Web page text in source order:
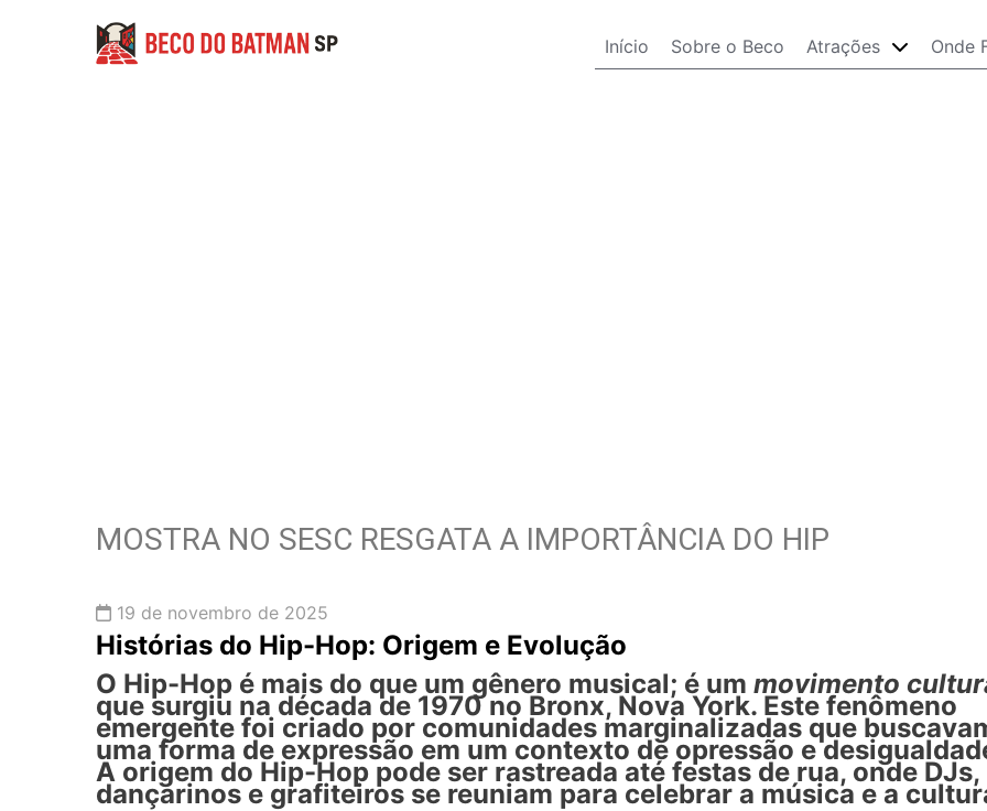
Início Sobre o Beco Atrações Onde
MOSTRA NO SESC RESGATA A IMPORTÂNCIA DO HIP
19 de novembro de 2025
Histórias do Hip-Hop: Origem e Evolução
O Hip-Hop é mais do que um gênero musical; é um movimento
que surgiu na década de 1970 no Bronx, Nova York. Este fenômeno
emergente foi criado por comunidades marginalizadas que
uma forma de expressão em um contexto de opressão e
A origem do Hip-Hop pode ser rastreada até festas de rua, onde DJs,
dançarinos e grafiteiros se reuniam para celebrar a música e a